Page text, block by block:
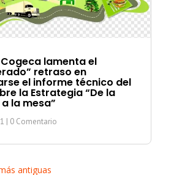
lamenta el
retraso en
el informe técnico del
la Estrategia “De la
la mesa”
| 0 Comentario
antiguas